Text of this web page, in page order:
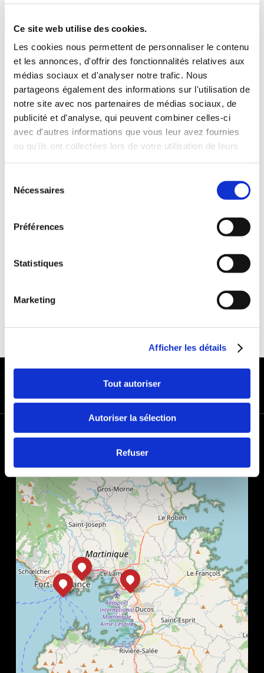
Ce site web utilise des cookies.
Les cookies nous permettent de personnaliser le contenu
et les annonces, d'offrir des fonctionnalités relatives aux
médias sociaux et d'analyser notre trafic. Nous
partageons également des informations sur l'utilisation de
notre site avec nos partenaires de médias sociaux, de
publicité et d'analyse, qui peuvent combiner celles-ci
avec d'autres informations que vous leur avez fournies
ou qu'ils ont collectées lors de votre utilisation de leurs
Nécessaires
Préférences
Statistiques
Marketing
Afficher les détails
Tout autoriser
Autoriser la sélection
Refuser
INCLUS À LA LOCATION
Killométrage illimité
Assurance tous risques (hors franchise)
Carburant : plein à rendre plein
CONDITIONS DE LOCATION
Age minimum :20 ans
ASSURANCE
Franchise :1500 €
MODES DE PAIEMENT
+